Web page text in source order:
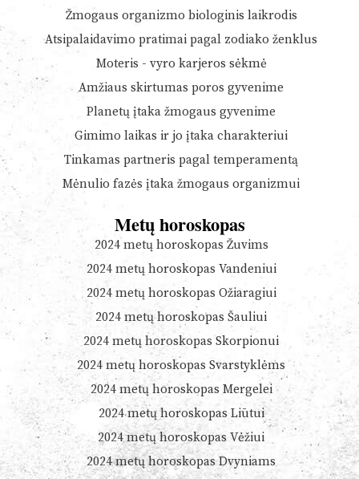
Žmogaus organizmo biologinis laikrodis
Atsipalaidavimo pratimai pagal zodiako ženklus
Moteris - vyro karjeros sėkmė
Amžiaus skirtumas poros gyvenime
Planetų įtaka žmogaus gyvenime
Gimimo laikas ir jo įtaka charakteriui
Tinkamas partneris pagal temperamentą
Mėnulio fazės įtaka žmogaus organizmui
Metų horoskopas
2024 metų horoskopas Žuvims
2024 metų horoskopas Vandeniui
2024 metų horoskopas Ožiaragiui
2024 metų horoskopas Šauliui
2024 metų horoskopas Skorpionui
2024 metų horoskopas Svarstyklėms
2024 metų horoskopas Mergelei
2024 metų horoskopas Liūtui
2024 metų horoskopas Vėžiui
2024 metų horoskopas Dvyniams